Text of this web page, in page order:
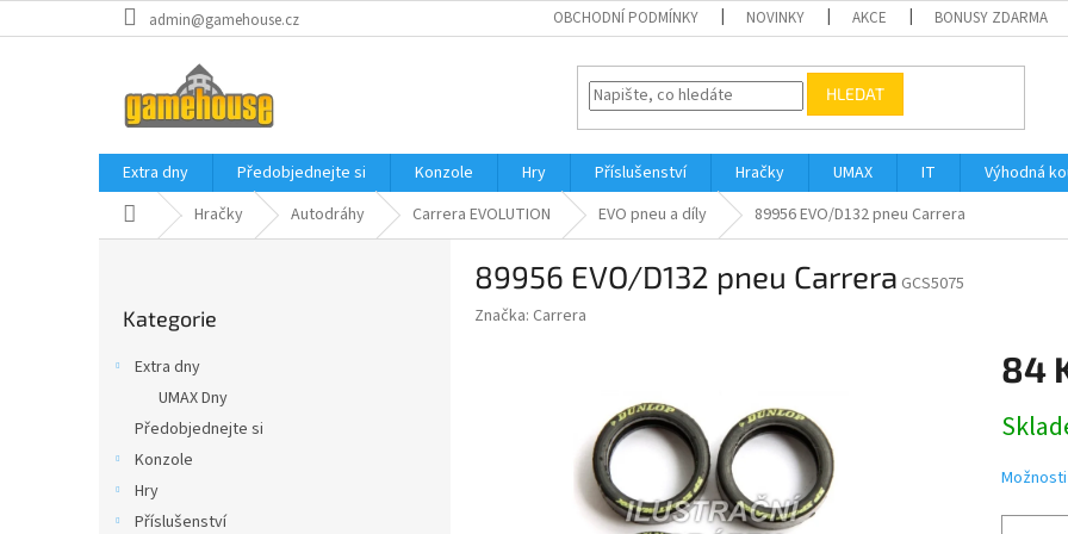
na
admin@gamehouse.cz OBCHODNÍ PODMÍNKY NOVINKY AKCE BONUSY ZDARMA
HLEDAT
Extra dny Předobjednejte si Konzole Hry Příslušenství Hračky UMAX IT Výhodná
Domů Hračky Autodráhy Carrera EVOLUTION EVO pneu a díly 89956 EVO/D132 pneu Carrera
kategorie
Kategorie
Extra dny
UMAX Dny
Předobjednejte si
Konzole
Hry
Příslušenství
89956 EVO/D132 pneu Carrera GCS5075
Značka: Carrera
84
cena: